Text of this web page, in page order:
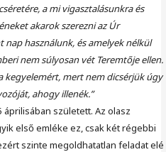
a mi vigasztalásunkra és
akarok szerezni az Úr
használunk, és amelyek nélkül
nem súlyosan vét Teremtője ellen.
mert nem dicsérjük úgy
ahogy illenék.”
született. Az olasz
első emléke ez, csak két régebbi
szinte megoldhatatlan feladat elé